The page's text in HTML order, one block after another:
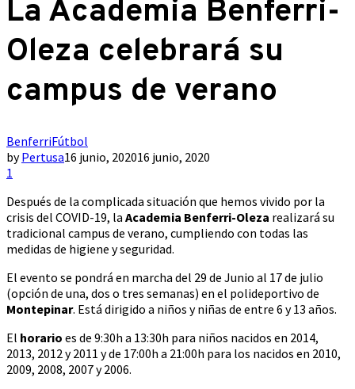
La Academia Benferri-
Oleza celebrará su
campus de verano
BenferriFútbol
byPertusa16 junio, 202016 junio, 2020
1
Después de la complicada situación que hemos vivido por la
crisis del COVID-19, la Academia Benferri-Oleza realizará su
tradicional campus de verano, cumpliendo con todas las
medidas de higiene y seguridad.
El evento se pondrá en marcha del 29 de Junio al 17 de julio
(opción de una, dos o tres semanas) en el polideportivo de
Montepinar. Está dirigido a niños y niñas de entre 6 y 13 años.
El horario es de 9:30h a 13:30h para niños nacidos en 2014,
2013, 2012 y 2011 y de 17:00h a 21:00h para los nacidos en 2010,
2009, 2008, 2007 y 2006.